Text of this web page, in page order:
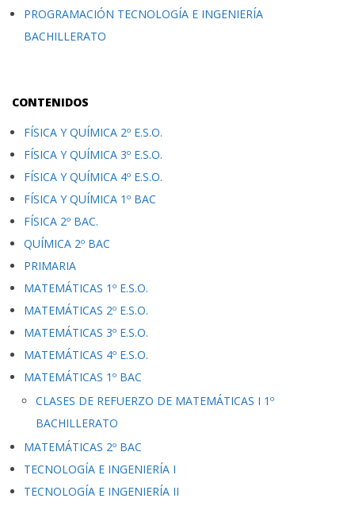
PROGRAMACIÓN TECNOLOGÍA E INGENIERÍA
BACHILLERATO
CONTENIDOS
FÍSICA Y QUÍMICA 2º E.S.O.
FÍSICA Y QUÍMICA 3º E.S.O.
FÍSICA Y QUÍMICA 4º E.S.O.
FÍSICA Y QUÍMICA 1º BAC
FÍSICA 2º BAC.
QUÍMICA 2º BAC
PRIMARIA
MATEMÁTICAS 1º E.S.O.
MATEMÁTICAS 2º E.S.O.
MATEMÁTICAS 3º E.S.O.
MATEMÁTICAS 4º E.S.O.
MATEMÁTICAS 1º BAC
CLASES DE REFUERZO DE MATEMÁTICAS I 1º
BACHILLERATO
MATEMÁTICAS 2º BAC
TECNOLOGÍA E INGENIERÍA I
TECNOLOGÍA E INGENIERÍA II